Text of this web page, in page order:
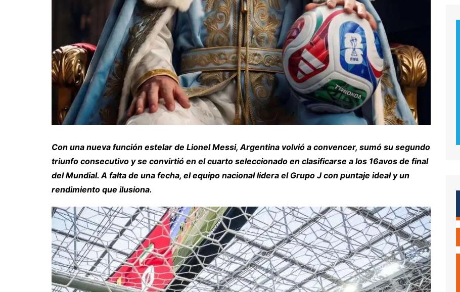
Con una nueva función estelar de Lionel Messi, Argentina volvió a convencer, sumó su segundo
triunfo consecutivo y se convirtió en el cuarto seleccionado en clasificarse a los 16avos de final
del Mundial. A falta de una fecha, el equipo nacional lidera el Grupo J con puntaje ideal y un
rendimiento que ilusiona.